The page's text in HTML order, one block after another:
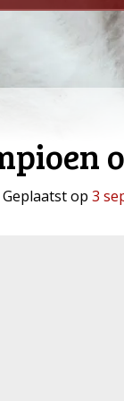
Geplaatst op 3